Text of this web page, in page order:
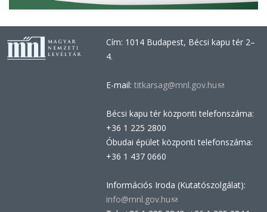
Cím: 1014 Budapest, Bécsi kapu tér 2–
4.
E-mail: titkarsag@mnl.gov.hu(link
e-
Bécsi kapu tér központi telefonszáma:
+36 1 225 2800
Óbudai épület központi telefonszáma:
+36 1 437 0660
Információs Iroda (Kutatószolgálat):
info@mnl.gov.hu(link